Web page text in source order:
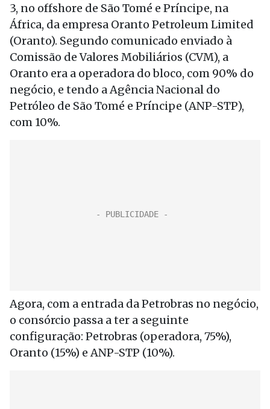
3, no offshore de São Tomé e Príncipe, na
África, da empresa Oranto Petroleum Limited
(Oranto). Segundo comunicado enviado à
Comissão de Valores Mobiliários (CVM), a
Oranto era a operadora do bloco, com 90% do
negócio, e tendo a Agência Nacional do
Petróleo de São Tomé e Príncipe (ANP-STP),
com 10%.
Agora, com a entrada da Petrobras no negócio,
o consórcio passa a ter a seguinte
configuração: Petrobras (operadora, 75%),
Oranto (15%) e ANP-STP (10%).